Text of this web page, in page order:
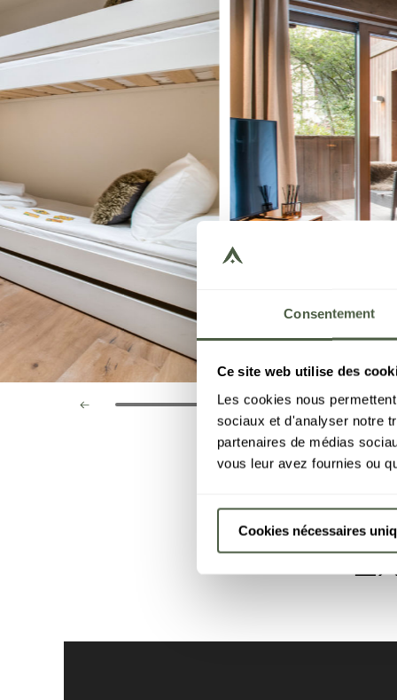
Consentement
Ce site web utilise des
Les cookies nous
sociaux et d'analyser notre
partenaires de médias
vous leur avez fournies ou
Cookies nécessaires